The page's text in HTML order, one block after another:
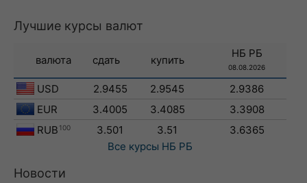
Лучшие курсы валют
валюта сдать купить
НБ РБ
08.08.2026
USD 2.9455 2.9545
2.9386
EUR
3.4005 3.4085
3.3908
RUB 100 3.501 3.51
3.6365
Все курсы НБ РБ
Новости